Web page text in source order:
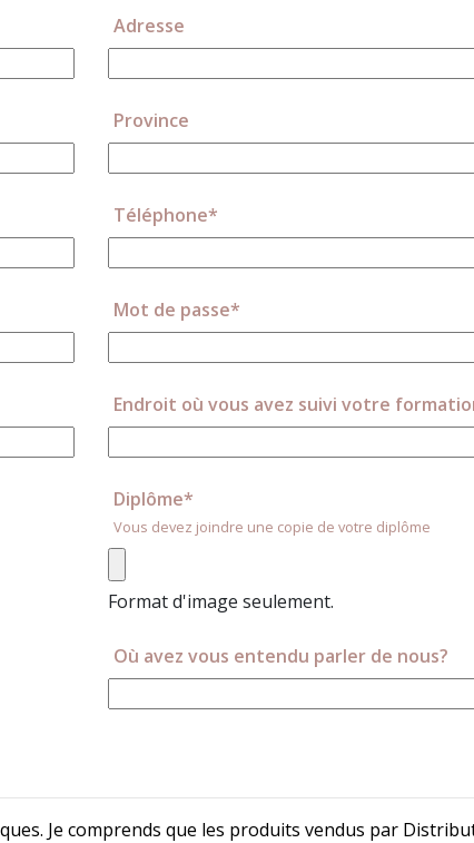
Adresse
Province
Téléphone*
Mot de passe*
Endroit où vous avez suivi votre
Diplôme*
Vous devez joindre une copie de votre diplôme
Format d'image seulement.
Où avez vous entendu parler de nous?
Je comprends que les produits vendus par